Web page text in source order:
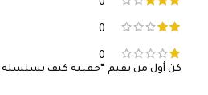
0
0
0
كن أول من يقيم “حقيبة كتف بسلسلة